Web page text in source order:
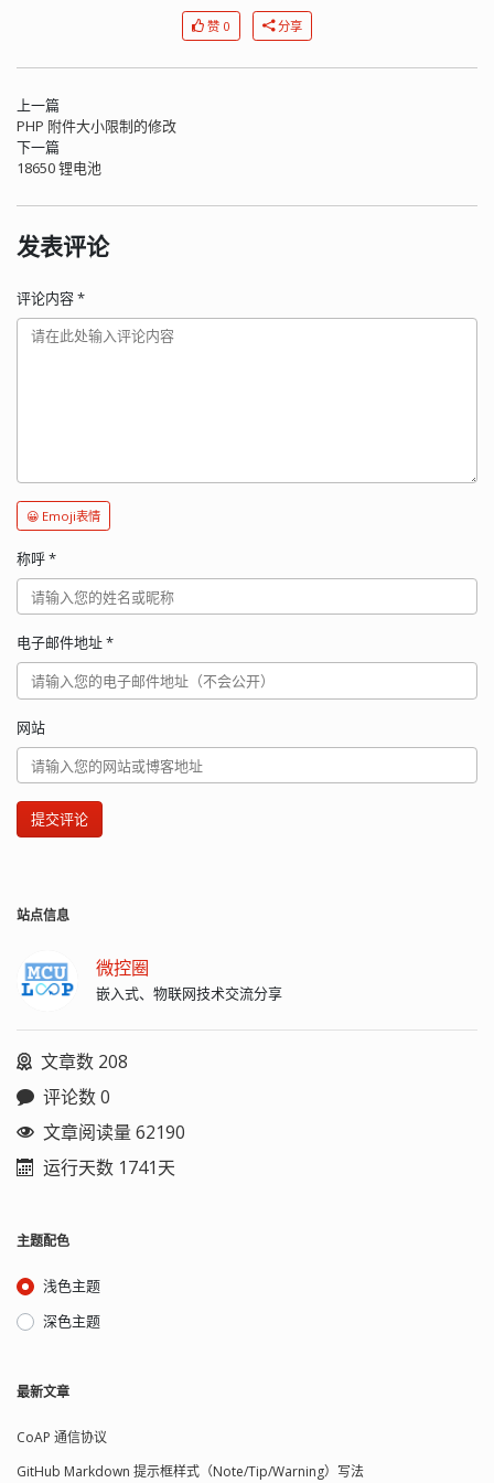
赞 0 分享
上一篇
PHP 附件大小限制的修改
下一篇
18650 锂电池
发表评论
评论内容*
😀 Emoji表情
称呼*
电子邮件地址*
网站
提交评论
站点信息
微控圈
嵌入式、物联网技术交流分享
文章数 208
评论数 0
文章阅读量 62190
运行天数 1741天
主题配色
浅色主题
深色主题
最新文章
CoAP 通信协议
GitHub Markdown 提示框样式（Note/Tip/Warning）写法